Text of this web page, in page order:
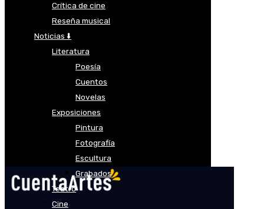
Crítica de cine
Reseña musical
Noticias ⬇️
Literatura
Poesía
Cuentos
Novelas
Exposiciones
Pintura
Fotografía
Escultura
Grabados
Teatro
Cine